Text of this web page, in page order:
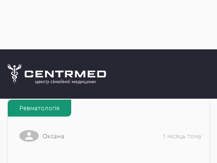
CENTRMED: Задай питання лікарю онлайн
Ревматологія
Оксана 1 місяць тому